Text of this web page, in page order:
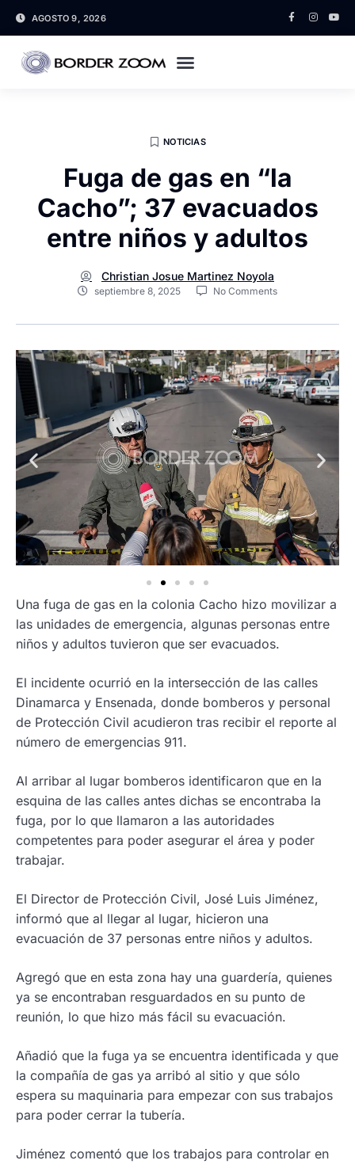
AGOSTO 9, 2026
NOTICIAS
Fuga de gas en “la
Cacho”; 37 evacuados
entre niños y adultos
Christian Josue Martinez Noyola
septiembre 8, 2025 No Comments
Una fuga de gas en la colonia Cacho hizo movilizar a
las unidades de emergencia, algunas personas entre
niños y adultos tuvieron que ser evacuados.
El incidente ocurrió en la intersección de las calles
Dinamarca y Ensenada, donde bomberos y personal
de Protección Civil acudieron tras recibir el reporte al
número de emergencias 911.
Al arribar al lugar bomberos identificaron que en la
esquina de las calles antes dichas se encontraba la
fuga, por lo que llamaron a las autoridades
competentes para poder asegurar el área y poder
trabajar.
El Director de Protección Civil, José Luis Jiménez,
informó que al llegar al lugar, hicieron una
evacuación de 37 personas entre niños y adultos.
Agregó que en esta zona hay una guardería, quienes
ya se encontraban resguardados en su punto de
reunión, lo que hizo más fácil su evacuación.
Añadió que la fuga ya se encuentra identificada y que
la compañía de gas ya arribó al sitio y que sólo
espera su maquinaria para empezar con sus trabajos
para poder cerrar la tubería.
Jiménez comentó que los trabajos para controlar en